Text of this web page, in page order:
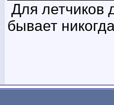
Для летчиков
бывает